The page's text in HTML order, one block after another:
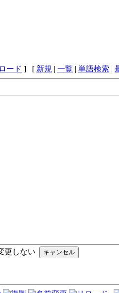
ード ] [ 新規 | 一覧 | 単語検索 |
更しない